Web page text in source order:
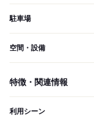
駐車場
空間・設備
特徴・関連情報
利用シーン